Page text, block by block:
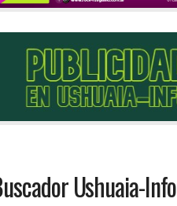
Ushuaia-Info